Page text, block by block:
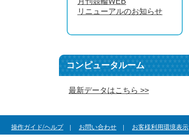
リニューアルのお知らせ
コンピュータルーム
最新データはこちら >>
操作ガイド/ヘルプ | お問い合わせ | お客様利用環境表示